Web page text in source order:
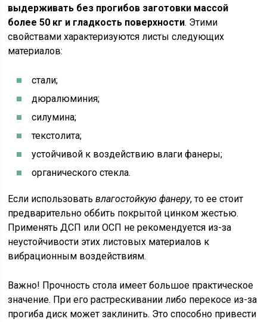
выдерживать без прогибов заготовки массой
более 50 кг и гладкость поверхности. Этими
свойствами характеризуются листы следующих
материалов:
стали;
дюралюминия;
силумина;
текстолита;
устойчивой к воздействию влаги фанеры;
органического стекла.
Если использоватьвлагостойкую фанеру, то ее стоит
предварительно оббить покрытой цинком жестью.
Применять ДСП или ОСП не рекомендуется из-за
неустойчивости этих листовых материалов к
вибрационным воздействиям.
Важно! Прочность стола имеет большое практическое
значение. При его растрескивании либо перекосе из-за
прогиба диск может заклинить. Это способно привести